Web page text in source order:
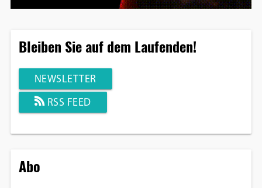
Bleiben Sie auf dem Laufenden!
NEWSLETTER
RSS FEED
Abo